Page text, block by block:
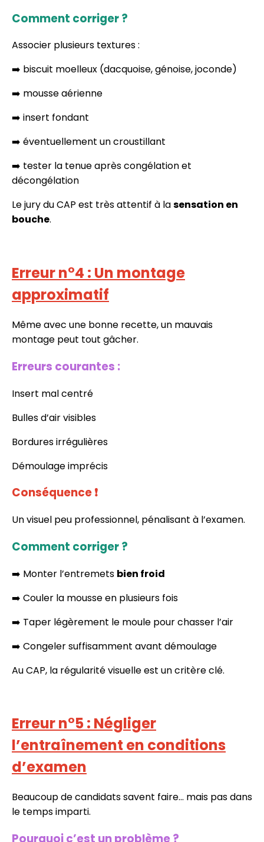
Comment corriger ?
Associer plusieurs textures :
➡️ biscuit moelleux (dacquoise, génoise, joconde)
➡️ mousse aérienne
➡️ insert fondant
➡️ éventuellement un croustillant
➡️ tester la tenue après congélation et
décongélation
Le jury du CAP est très attentif à lasensation en
bouche.
Erreur n°4 : Un montage
approximatif
Même avec une bonne recette, un mauvais
montage peut tout gâcher.
Erreurs courantes :
Insert mal centré
Bulles d’air visibles
Bordures irrégulières
Démoulage imprécis
Conséquence❗
Un visuel peu professionnel, pénalisant à l’examen.
Comment corriger ?
➡️ Monter l’entremets bien froid
➡️ Couler la mousse en plusieurs fois
➡️ Taper légèrement le moule pour chasser l’air
➡️ Congeler suffisamment avant démoulage
Au CAP, la régularité visuelle est un critère clé.
Erreur n°5 : Négliger
l’entraînement en conditions
d’examen
Beaucoup de candidats savent faire… mais pas dans
le temps imparti.
Pourquoi c’est un problème ?